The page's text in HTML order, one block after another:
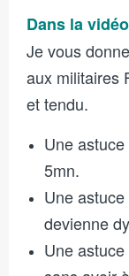
Dans la
Je vous
aux militaires
et tendu.
Une
5mn.
Une
devienne
Une